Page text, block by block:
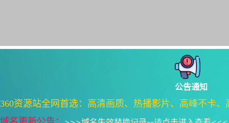
公告通知
360资源站全网首选：高清画质、热播影片、高峰不卡